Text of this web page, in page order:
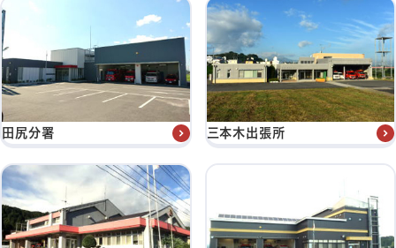
田尻分署 三本木出張所